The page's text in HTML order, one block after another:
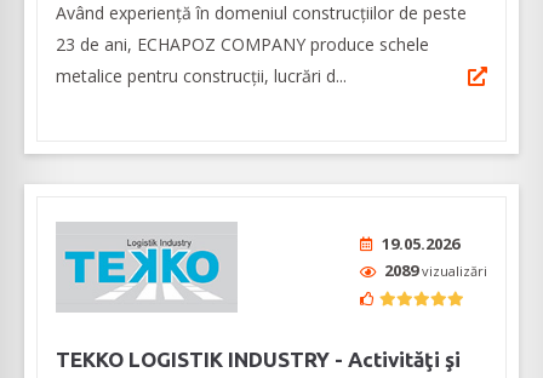
Având experienţă în domeniul construcțiilor de peste
23 de ani, ECHAPOZ COMPANY produce schele
metalice pentru construcţii, lucrări d...
19.05.2026
2089vizualizări
TEKKO LOGISTIK INDUSTRY - Activităţi şi